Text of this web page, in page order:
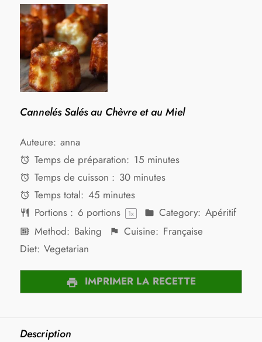
Cannelés Salés au Chèvre et au Miel
Auteure: anna
Temps de préparation: 15 minutes
Temps de cuisson : 30 minutes
Temps total: 45 minutes
Portions : 6 portions 1x Category: Apéritif
Method: Baking Cuisine: Française
Diet: Vegetarian
IMPRIMER LA RECETTE
Description